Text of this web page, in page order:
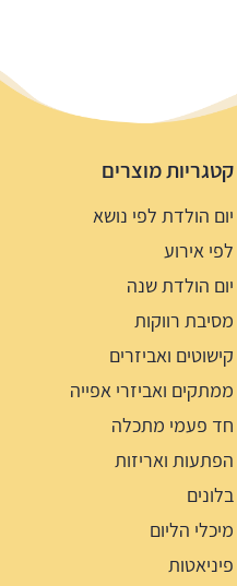
קטגריות מוצרים
יום הולדת לפי נושא
לפי אירוע
יום הולדת שנה
מסיבת רווקות
קישוטים ואביזרים
ממתקים ואביזרי אפייה
חד פעמי מתכלה
הפתעות ואריזות
בלונים
מיכלי הליום
פיניאטות